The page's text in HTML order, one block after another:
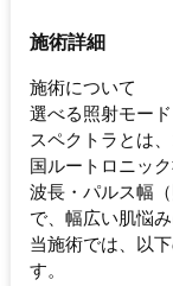
施術詳細
施術について
選べる照射モー
スペクトラとは
国ルートロニッ
波長・パルス幅
で、幅広い肌悩
当施術では、以
す。